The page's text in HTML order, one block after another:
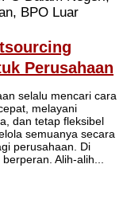
Perusahaan
selalu mencari cara
melayani
dan tetap fleksibel
semuanya secara
perusahaan. Di
Alih-alih...